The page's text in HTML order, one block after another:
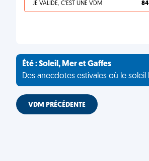
JE VALIDE, C'EST UNE VDM 84
Été : Soleil, Mer et Gaffes
Des anecdotes estivales où le
VDM PRÉCÉDENTE